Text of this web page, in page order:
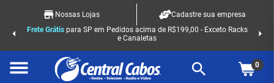
Nossas Lojas
Cadastre sua empresa
Frete Grátispara SP em Pedidos acima de R$199,00 - Exceto Racks
e Canaletas
0